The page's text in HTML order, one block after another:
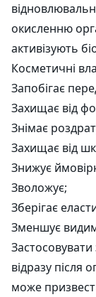
окисленню
активізують
Косметичні
Запобігає
Захищає від
Знімає
Захищає від
Знижує
Зволожує;
Зберігає
Зменшує
відразу після
може